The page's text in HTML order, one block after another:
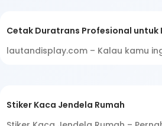
Cetak Duratrans Profesional untuk
lautandisplay.com – Kalau kamu
Stiker Kaca Jendela Rumah